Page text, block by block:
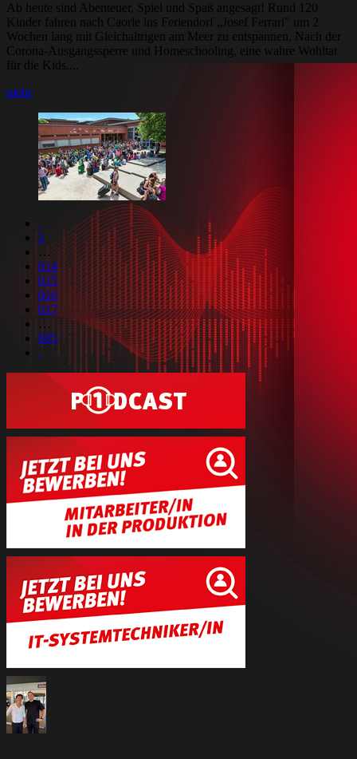
Ab heute sind Abenteuer, Spiel und Spaß angesagt! Rund 120
Kinder fahren nach Caorle ins Feriendorf „Josef Ferrari" um 2
Wochen lang mit Gleichaltrigen am Meer zu entspannen. Nach der
Corona-Ausgangssperre und Homeschooling, eine wahre Wohltat
für die Kids....
mehr
1
…
614
615
616
617
…
685